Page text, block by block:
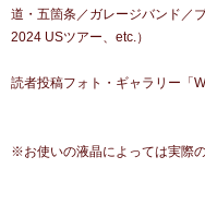
道・五箇条／ガレージバンド／
2024 USツアー、etc.）
読者投稿フォト・ギャラリー「
※お使いの液晶によっては実際